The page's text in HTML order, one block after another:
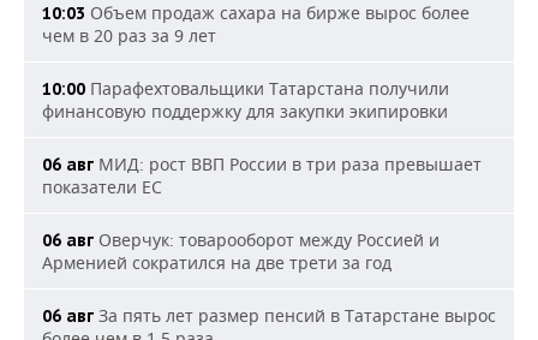
10:03 Объем продаж сахара на бирже вырос более
чем в 20 раз за 9 лет
10:00 Парафехтовальщики Татарстана получили
финансовую поддержку для закупки экипировки
06 авг МИД: рост ВВП России в три раза превышает
показатели ЕС
06 авг Оверчук: товарооборот между Россией и
Арменией сократился на две трети за год
06 авг За пять лет размер пенсий в Татарстане вырос